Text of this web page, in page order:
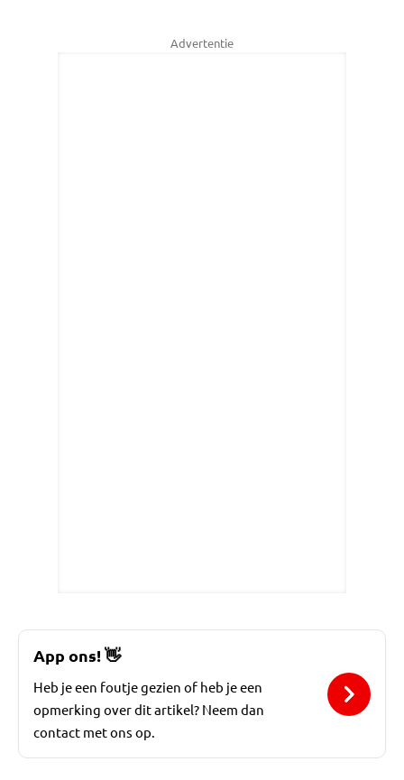
Advertentie
App ons!👋
Heb je een foutje gezien of heb je een
opmerking over dit artikel? Neem dan
contact met ons op.